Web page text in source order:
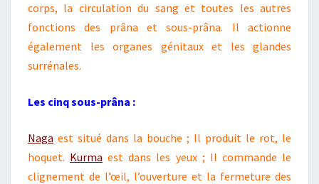
corps, la circulation du sang et toutes les autres
fonctions des prâna et sous-prâna. Il actionne
également les organes génitaux et les glandes
surrénales.
Les cinq sous-prâna :
Naga est situé dans la bouche ; Il produit le rot, le
hoquet. Kurma est dans les yeux ; Il commande le
clignement de l’œil, l’ouverture et la fermeture des